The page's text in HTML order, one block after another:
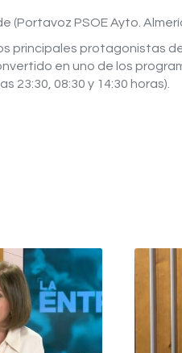
(Portavoz PSOE Ayto.
principales protagonistas
en uno de los
23:30, 08:30 y 14:30 horas).